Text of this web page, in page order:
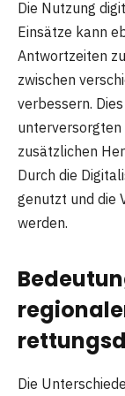
Die Nutzung
Einsätze kann
Antwortzeiten
zwischen
verbessern.
unterversorgten
zusätzlichen
Durch die
genutzt und die
werden.
Die